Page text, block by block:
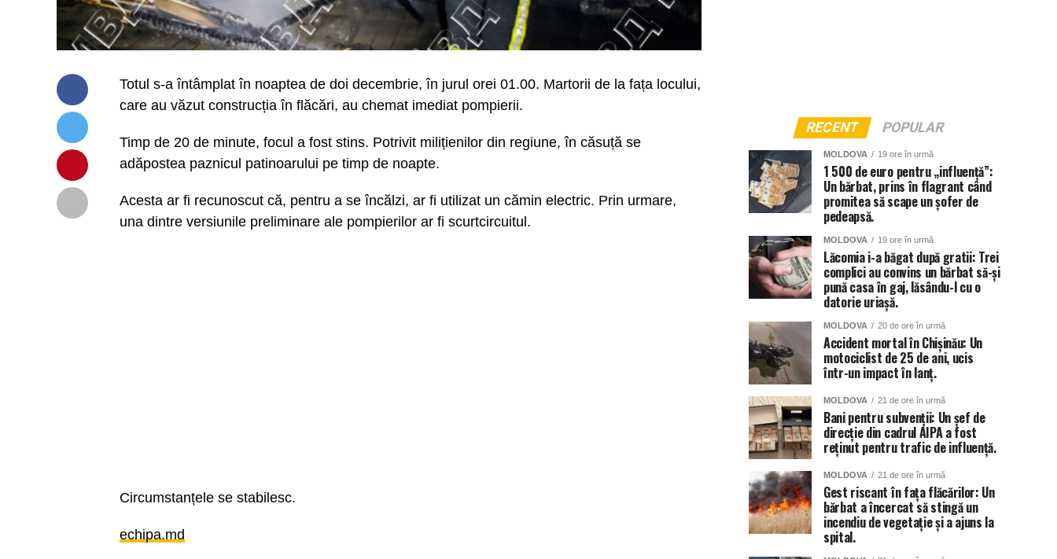
Totul s-a întâmplat în noaptea de doi decembrie, în jurul orei 01.00. Martorii de la fața locului,
care au văzut construcția în flăcări, au chemat imediat pompierii.
Timp de 20 de minute, focul a fost stins. Potrivit milițienilor din regiune, în căsuță se
adăpostea paznicul patinoarului pe timp de noapte.
Acesta ar fi recunoscut că, pentru a se încălzi, ar fi utilizat un cămin electric. Prin urmare,
una dintre versiunile preliminare ale pompierilor ar fi scurtcircuitul.
Circumstanțele se stabilesc.
echipa.md
RECENT POPULAR
MOLDOVA 19 ore în urmă
1 500 de euro pentru „influență”:
Un bărbat, prins în flagrant când
promitea să scape un șofer de
pedeapsă.
MOLDOVA 19 ore în urmă
Lăcomia i-a băgat după gratii: Trei
complici au convins un bărbat să-și
pună casa în gaj, lăsându-l cu o
datorie uriașă.
MOLDOVA 20 de ore în urmă
Accident mortal în Chișinău: Un
motociclist de 25 de ani, ucis
într-un impact în lanț.
MOLDOVA 21 de ore în urmă
Bani pentru subvenții: Un șef de
direcție din cadrul AIPA a fost
reținut pentru trafic de influență.
MOLDOVA 21 de ore în urmă
Gest riscant în fața flăcărilor: Un
bărbat a încercat să stingă un
incendiu de vegetație și a ajuns la
spital.